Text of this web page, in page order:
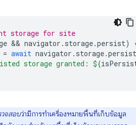
storage for site
&& navigator . storage.persist)
= await navigator . storage.persist
storage granted: ${
วจสอบว่ามีการทําเครื่องหมายพื้นที่เก็บข้อมูล